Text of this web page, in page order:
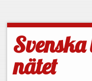
LÄNKAR
OM OSS
nätet